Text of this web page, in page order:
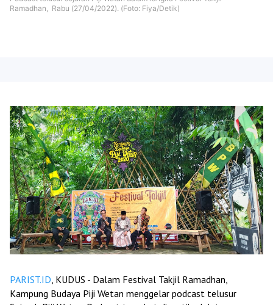
Ramadhan, Rabu (27/04/2022). (Foto: Fiya/Detik)
PARIST.ID, KUDUS - Dalam Festival Takjil Ramadhan,
Kampung Budaya Piji Wetan menggelar podcast telusur